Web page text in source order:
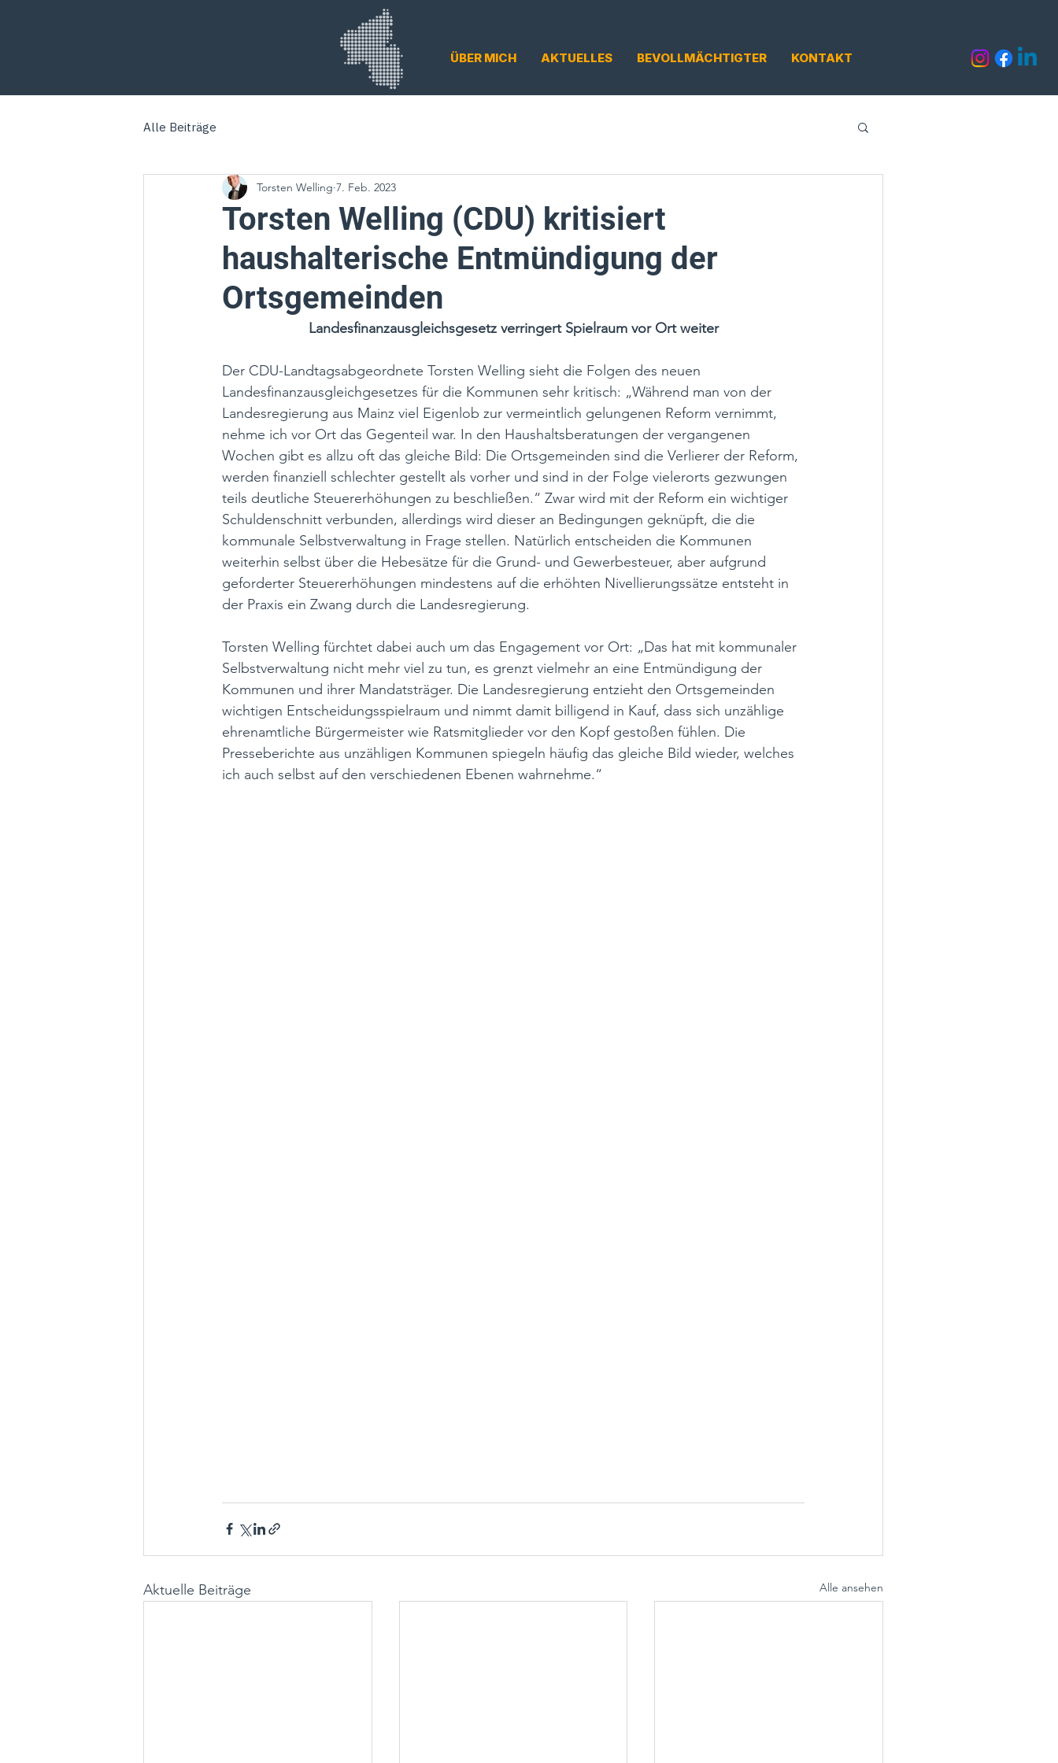
ÜBER MICH AKTUELLES BEVOLLMÄCHTIGTER KONTAKT
Alle Beiträge
Torsten Welling (CDU) kritisiert
haushalterische Entmündigung der
Ortsgemeinden
Torsten Welling 7. Feb. 2023
Landesfinanzausgleichsgesetz verringert Spielraum vor Ort weiter
Der CDU-Landtagsabgeordnete Torsten Welling sieht die Folgen des neuen
Landesfinanzausgleichgesetzes für die Kommunen sehr kritisch: „Während man von der
Landesregierung aus Mainz viel Eigenlob zur vermeintlich gelungenen Reform vernimmt,
nehme ich vor Ort das Gegenteil war. In den Haushaltsberatungen der vergangenen
Wochen gibt es allzu oft das gleiche Bild: Die Ortsgemeinden sind die Verlierer der Reform,
werden finanziell schlechter gestellt als vorher und sind in der Folge vielerorts gezwungen
teils deutliche Steuererhöhungen zu beschließen.“ Zwar wird mit der Reform ein wichtiger
Schuldenschnitt verbunden, allerdings wird dieser an Bedingungen geknüpft, die die
kommunale Selbstverwaltung in Frage stellen. Natürlich entscheiden die Kommunen
weiterhin selbst über die Hebesätze für die Grund- und Gewerbesteuer, aber aufgrund
geforderter Steuererhöhungen mindestens auf die erhöhten Nivellierungssätze entsteht in
der Praxis ein Zwang durch die Landesregierung.
Torsten Welling fürchtet dabei auch um das Engagement vor Ort: „Das hat mit kommunaler
Selbstverwaltung nicht mehr viel zu tun, es grenzt vielmehr an eine Entmündigung der
Kommunen und ihrer Mandatsträger. Die Landesregierung entzieht den Ortsgemeinden
wichtigen Entscheidungsspielraum und nimmt damit billigend in Kauf, dass sich unzählige
ehrenamtliche Bürgermeister wie Ratsmitglieder vor den Kopf gestoßen fühlen. Die
Presseberichte aus unzähligen Kommunen spiegeln häufig das gleiche Bild wieder, welches
ich auch selbst auf den verschiedenen Ebenen wahrnehme.“
Aktuelle Beiträge Alle ansehen